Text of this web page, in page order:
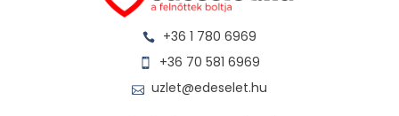
+36 1 780 6969
+36 70 581 6969
uzlet@edeselet.hu